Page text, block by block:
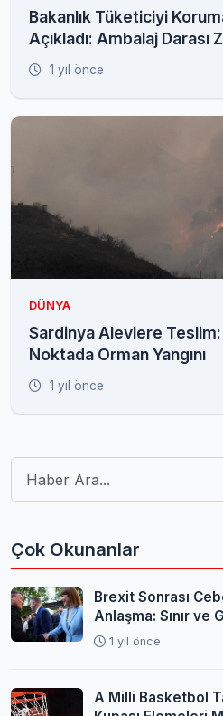
Bakanlık Tüketiciyi
Açıkladı: Ambalaj Darası
Karekodlu Fiyat Listesi
1 yıl önce
DÜNYA
Sardinya Alevlere
Noktada Orman Yangını
1 yıl önce
Çok Okunanlar
Brexit Sonrası
Anlaşma: Sınır ve
1 yıl önce
A Milli Basketbol